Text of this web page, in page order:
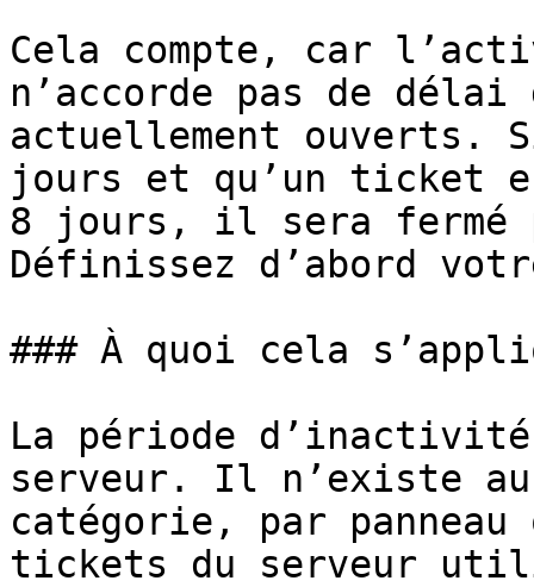
Cela compte, car
n’accorde pas de
actuellement ouverts.
jours et qu’un ticket
8 jours, il sera fermé
Définissez d’abord
### À quoi cela
La période d’inactivité
serveur. Il n’existe
catégorie, par
tickets du serveur